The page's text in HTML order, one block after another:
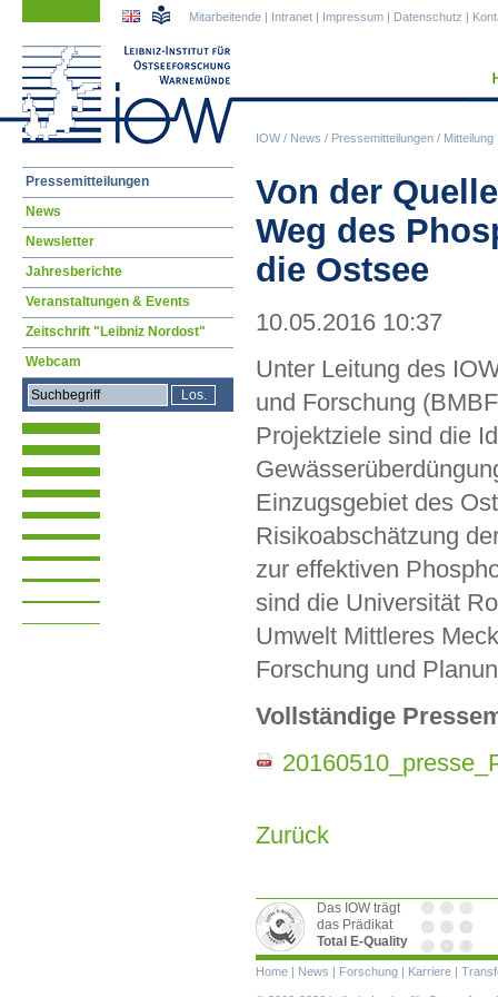
IOW/ News / Pressemitteilungen / Mitteilung
Mitarbeitende | Intranet | Impressum | Datenschutz |
Von der
Weg des
die Ostsee
10.05.2016 10:37
Unter Leitung des
und Forschung
Projektziele sind die
Einzugsgebiet des
Risikoabschätzung
zur effektiven
sind die Universität
Umwelt Mittleres
Forschung und
Vollständige
Zurück
Navigation
Pressemitteilungen
News
Newsletter
Jahresberichte
Veranstaltungen & Events
Zeitschrift "Leibniz Nordost"
Webcam
Das IOW trägt
das Prädikat
Total E-Quality
Navigation
überspringen
Home | News | Forschung | Karriere |